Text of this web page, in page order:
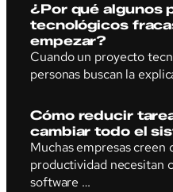
¿Por qué algunos
tecnológicos
empezar?
Cuando un proyecto
personas buscan la
Cómo reducir
cambiar todo el
Muchas empresas creen
productividad necesitan
software …